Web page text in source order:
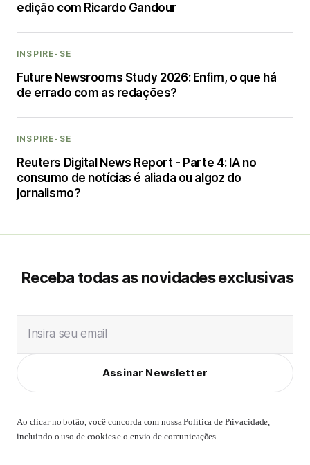
edição com Ricardo Gandour
INSPIRE-SE
Future Newsrooms Study 2026: Enfim, o que há
de errado com as redações?
INSPIRE-SE
Reuters Digital News Report - Parte 4: IA no
consumo de notícias é aliada ou algoz do
jornalismo?
Receba todas as novidades exclusivas
Insira seu email
Assinar Newsletter
Ao clicar no botão, você concorda com nossaPolítica de Privacidade,
incluindo o uso de cookies e o envio de comunicações.